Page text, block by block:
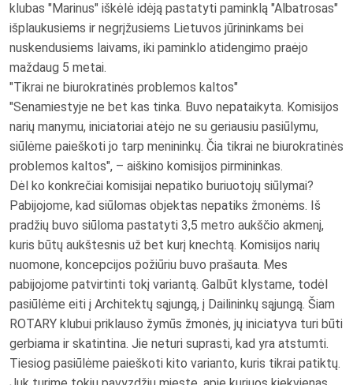
klubas "Marinus" iškėlė idėją pastatyti paminklą "Albatrosas"
išplaukusiems ir negrįžusiems Lietuvos jūrininkams bei
nuskendusiems laivams, iki paminklo atidengimo praėjo
maždaug 5 metai.
"Tikrai ne biurokratinės problemos kaltos"
"Senamiestyje ne bet kas tinka. Buvo nepataikyta. Komisijos
narių manymu, iniciatoriai atėjo ne su geriausiu pasiūlymu,
siūlėme paieškoti jo tarp menininkų. Čia tikrai ne biurokratinės
problemos kaltos", – aiškino komisijos pirmininkas.
Dėl ko konkrečiai komisijai nepatiko buriuotojų siūlymai?
Pabijojome, kad siūlomas objektas nepatiks žmonėms. Iš
pradžių buvo siūloma pastatyti 3,5 metro aukščio akmenį,
kuris būtų aukštesnis už bet kurį knechtą. Komisijos narių
nuomone, koncepcijos požiūriu buvo prašauta. Mes
pabijojome patvirtinti tokį variantą. Galbūt klystame, todėl
pasiūlėme eiti į Architektų sąjungą, į Dailininkų sąjungą. Šiam
ROTARY klubui priklauso žymūs žmonės, jų iniciatyva turi būti
gerbiama ir skatintina. Jie neturi suprasti, kad yra atstumti.
Tiesiog pasiūlėme paieškoti kito varianto, kuris tikrai patiktų.